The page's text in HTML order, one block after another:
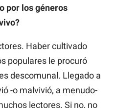
por los géneros
Haber cultivado
populares le procuró
descomunal. Llegado a
-o malvivió, a menudo-
lectores. Si no, no